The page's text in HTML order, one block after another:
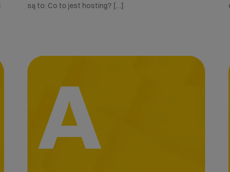
są to: Co to jest hosting? […]
A